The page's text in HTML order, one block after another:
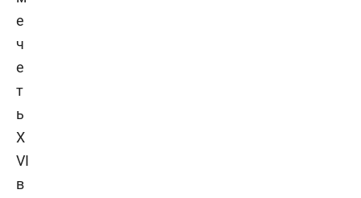
е
ч
е
т
ь
X
VI
в